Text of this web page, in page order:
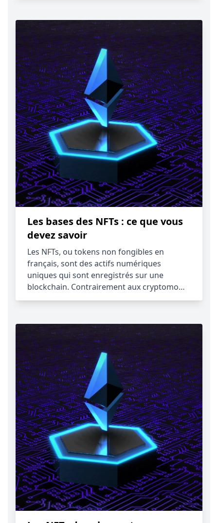
Les bases des NFTs : ce que vous
devez savoir
Les NFTs, ou tokens non fongibles en
français, sont des actifs numériques
uniques qui sont enregistrés sur une
blockchain. Contrairement aux cryptomo…